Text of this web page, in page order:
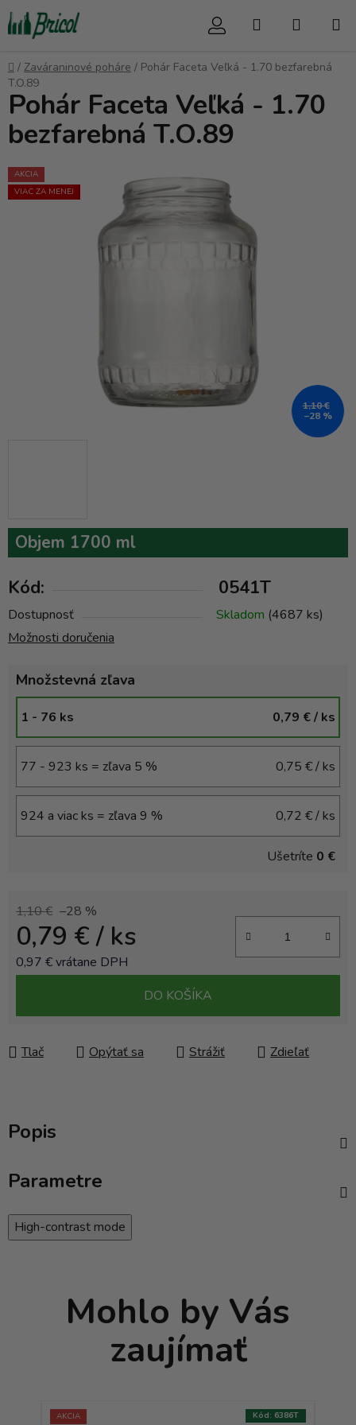
Prejsť
na
obsah
Hľadať
Domov
/ Zaváraninové poháre / Pohár Faceta Veľká - 1.70 bezfarebná
T.O.89
Objem 1700 ml
Kód: 0541T
Dostupnosť Skladom (4687 ks)
Možnosti doručenia
Množstevná zľava
1 - 76 ks 0,79 €/ ks
77 - 923 ks = zľava 5 % 0,75 €/ ks
924 a viac ks = zľava 9 % 0,72 €/ ks
Ušetríte 0 €
1,10 € –28 %
0,79 €/ ks
0,97 € vrátane DPH
DO KOŠÍKA
Tlač Opýtať sa Strážiť Zdieľať
Pohár Faceta Veľká - 1.70
bezfarebná T.O.89
AKCIA
VIAC ZA MENEJ
1,10 €
–28 %
Popis
Parametre
High-contrast mode
Mohlo by Vás
zaujímať
AKCIA Kód: 6386T